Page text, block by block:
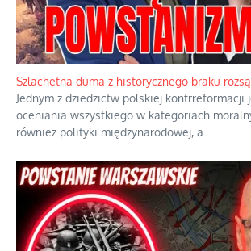
Szlachetna duma z historycznego braku
Jednym z dziedzictw polskiej kontrreformacji
oceniania wszystkiego w kategoriach
również polityki międzynarodowej, a